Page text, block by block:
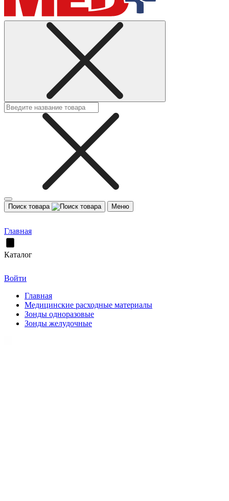
Поиск товара Меню
Главная
Каталог
Войти
Главная
Медицинские расходные материалы
Зонды одноразовые
Зонды желудочные